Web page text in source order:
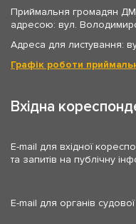
Приймальня громадян
адресою: вул.
Адреса для листування:
Графік роботи
Вхідна
E-mail для вхідної
та запитів на публічну
E-mail для органів